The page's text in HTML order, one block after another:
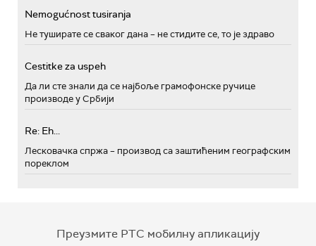
Nemogućnost tusiranja
Не туширате се сваког дана – не стидите се, то је здраво
Cestitke za uspeh
Да ли сте знали да се најбоље грамофонске ручице
производе у Србији
Re: Eh...
Лесковачка спржа – производ са заштићеним географским
пореклом
Преузмите РТС мобилну апликацију